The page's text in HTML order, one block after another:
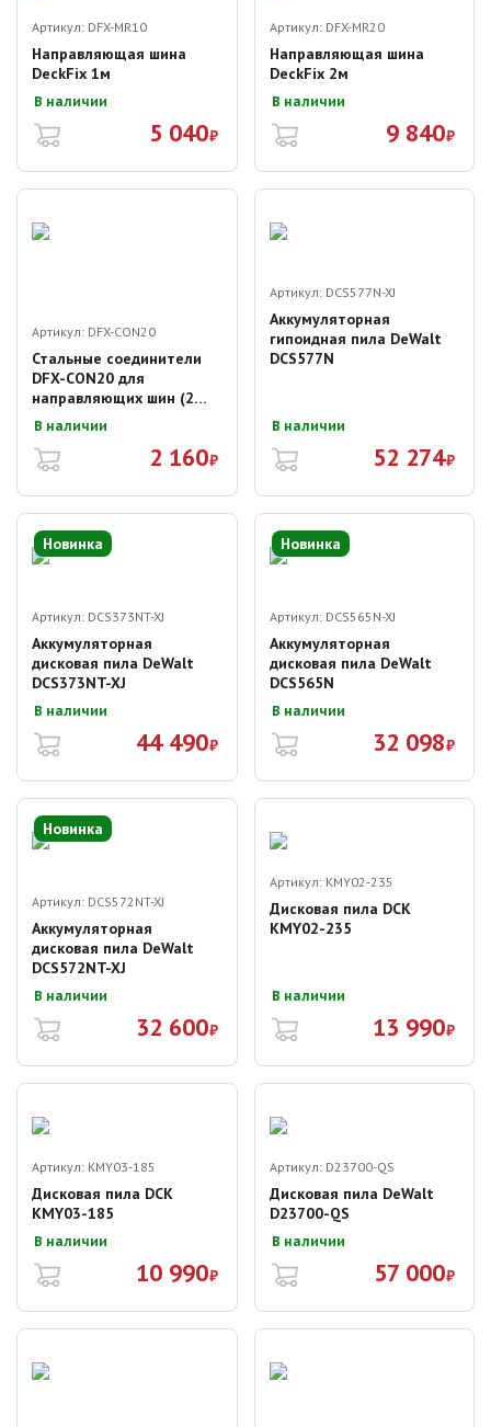
Артикул: DFX-MR10
Направляющая шина
DeckFix 1м
В наличии
5 040₽
Артикул: DFX-MR20
Направляющая шина
DeckFix 2м
В наличии
9 840₽
Артикул: DFX-CON20
Стальные соединители
DFX-CON20 для
направляющих шин (2
шт)
В наличии
2 160₽
Артикул: DCS577N-XJ
Аккумуляторная
гипоидная пила DeWalt
DCS577N
В наличии
52 274₽
Артикул: DCS373NT-XJ
Аккумуляторная
дисковая пила DeWalt
DCS373NT-XJ
В наличии
Новинка
44 490₽
Артикул: DCS565N-XJ
Аккумуляторная
дисковая пила DeWalt
DCS565N
В наличии
Новинка
32 098₽
Артикул: DCS572NT-XJ
Аккумуляторная
дисковая пила DeWalt
DCS572NT-XJ
В наличии
Новинка
32 600₽
Артикул: KMY02-235
Дисковая пила DCK
KMY02-235
В наличии
13 990₽
Артикул: KMY03-185
Дисковая пила DCK
KMY03-185
В наличии
10 990₽
Артикул: D23700-QS
Дисковая пила DeWalt
D23700-QS
В наличии
57 000₽